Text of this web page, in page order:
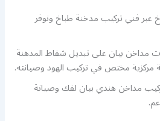
عبر فني تركيب مدخنة طباخ ونوفر
مداخن بيان على تبديل شفاط المدهنة
مركزية مختص في تركيب الهود وصيانته.
مداخن هندي بيان لفك وصيانة